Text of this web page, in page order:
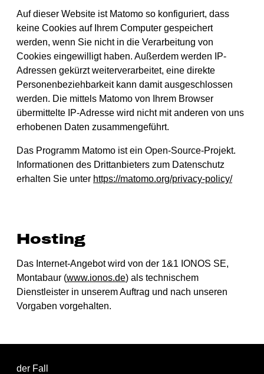
Auf dieser Website ist Matomo so konfiguriert, dass
keine Cookies auf Ihrem Computer gespeichert
werden, wenn Sie nicht in die Verarbeitung von
Cookies eingewilligt haben. Außerdem werden IP-
Adressen gekürzt weiterverarbeitet, eine direkte
Personenbeziehbarkeit kann damit ausgeschlossen
werden. Die mittels Matomo von Ihrem Browser
übermittelte IP-Adresse wird nicht mit anderen von uns
erhobenen Daten zusammengeführt.
Das Programm Matomo ist ein Open-Source-Projekt.
Informationen des Drittanbieters zum Datenschutz
erhalten Sie unter https://matomo.org/privacy-policy/
Hosting
Das Internet-Angebot wird von der 1&1 IONOS SE,
Montabaur (www.ionos.de) als technischem
Dienstleister in unserem Auftrag und nach unseren
Vorgaben vorgehalten.
der Fall